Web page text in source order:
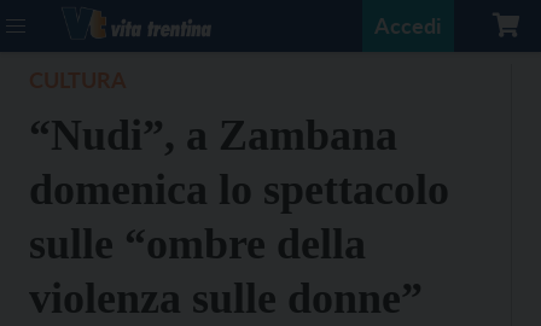
Accedi
“Nudi”, a Zambana
domenica lo spettacolo
sulle “ombre della
violenza sulle donne”